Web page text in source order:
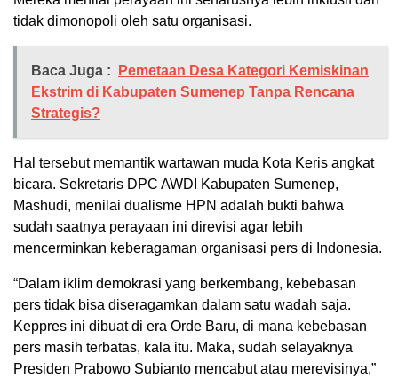
tidak dimonopoli oleh satu organisasi.
Baca Juga :
Pemetaan Desa Kategori Kemiskinan
Ekstrim di Kabupaten Sumenep Tanpa Rencana
Strategis?
Hal tersebut memantik wartawan muda Kota Keris angkat
bicara. Sekretaris DPC AWDI Kabupaten Sumenep,
Mashudi, menilai dualisme HPN adalah bukti bahwa
sudah saatnya perayaan ini direvisi agar lebih
mencerminkan keberagaman organisasi pers di Indonesia.
“Dalam iklim demokrasi yang berkembang, kebebasan
pers tidak bisa diseragamkan dalam satu wadah saja.
Keppres ini dibuat di era Orde Baru, di mana kebebasan
pers masih terbatas, kala itu. Maka, sudah selayaknya
Presiden Prabowo Subianto mencabut atau merevisinya,”